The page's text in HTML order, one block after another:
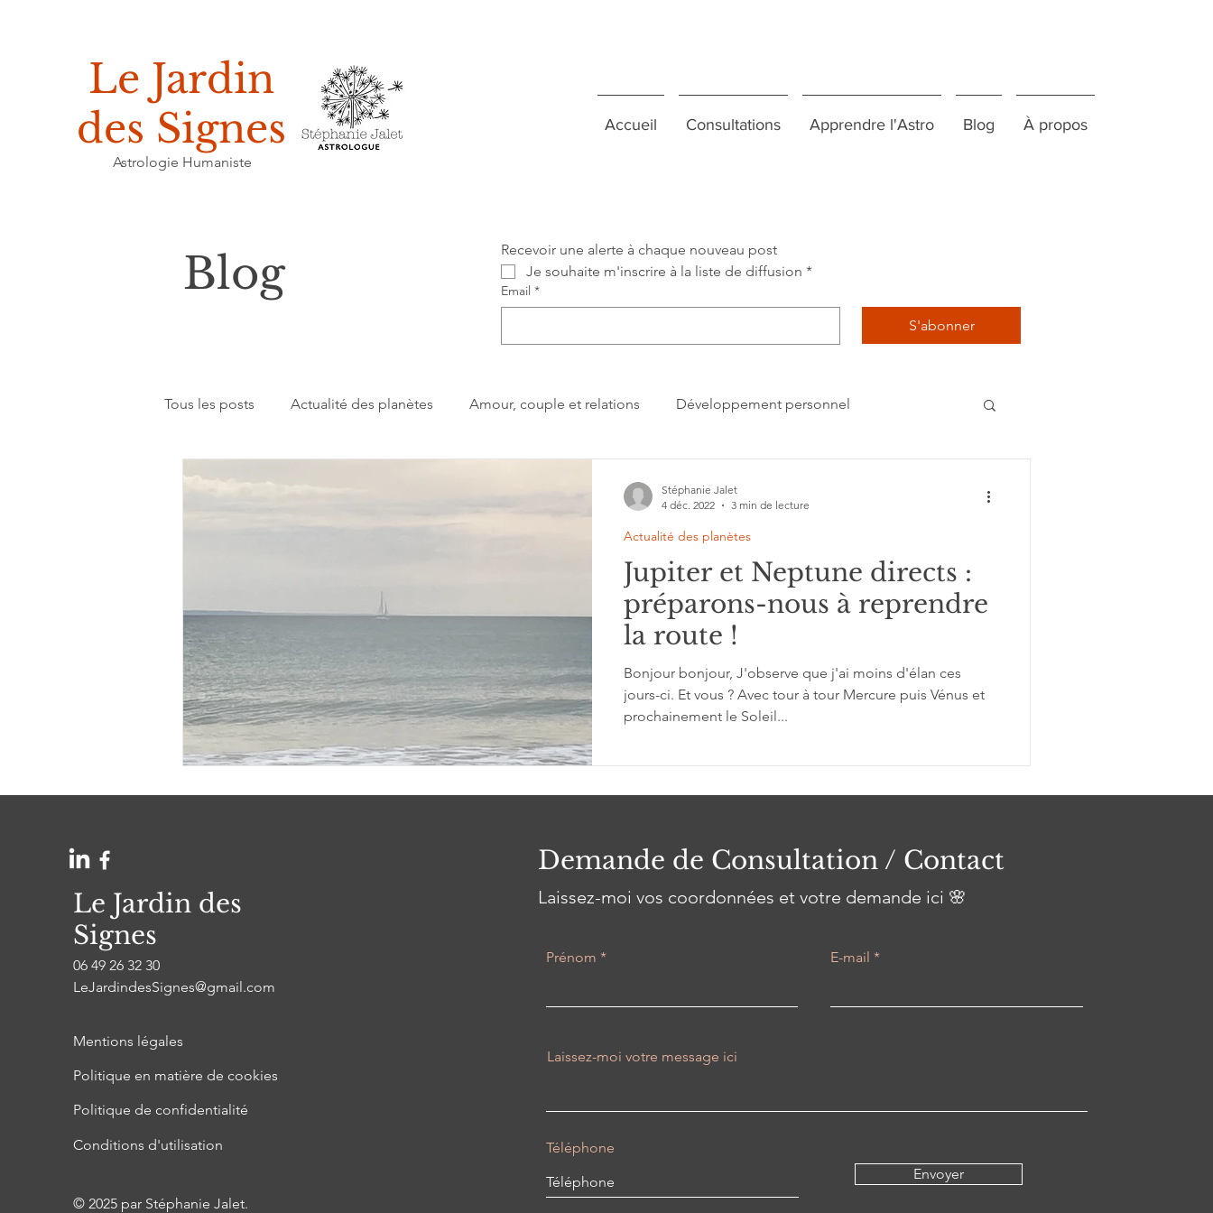
Le Jardin
des Signes
Astrologie Humaniste
Accueil Consultations Apprendre l'Astro Blog À propos
Blog
Recevoir une alerte à chaque nouveau post
Je souhaite m'inscrire à la liste de diffusion *
Email *
S'abonner
Tous les posts Actualité des planètes Amour, couple et relations Développement personnel
Enseignements
Rencontrons-nous Pistes d'interprétation Grands cycles
Jupiter et Neptune directs :
préparons-nous à reprendre
la route !
Bonjour bonjour, J'observe que j'ai moins d'élan ces
jours-ci. Et vous ? Avec tour à tour Mercure puis Vénus et
prochainement le Soleil...
Actualité des planètes
Stéphanie Jalet
4 déc. 2022
3 min de lecture
Le Jardin des
Signes
06 49 26 32 30
LeJardindesSignes@gmail.com
Mentions légales
Politique en matière de cookies
Politique de confidentialité
Conditions d'utilisation
© 2025 par Stéphanie Jalet.
Demande de Consultation / Contact
Laissez-moi vos coordonnées et votre demande ici 🌸
Prénom E-mail
Laissez-moi votre message ici
Téléphone
Envoyer